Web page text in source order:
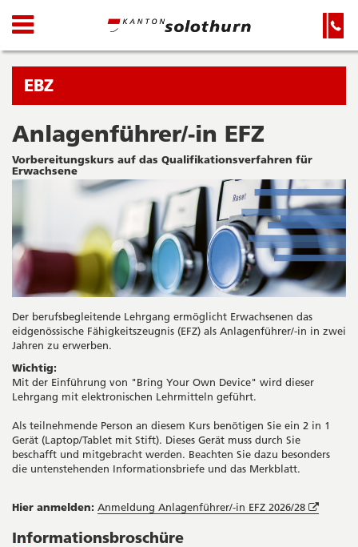
Kanton
Solothurn
Wichtige
Seiten
Startseite
Hauptnavigation
Inhalt
Sitemap
Navigation
und
Suche
Navigation
Sie
befinden
sich
gerade
in:
EBZ
Anlagenführer/-in EFZ
Vorbereitungskurs auf das Qualifikationsverfahren für
Erwachsene
Der berufsbegleitende Lehrgang ermöglicht Erwachsenen das
eidgenössische Fähigkeitszeugnis (EFZ) als Anlagenführer/-in in zwei
Jahren zu erwerben.
Wichtig:
Mit der Einführung von "Bring Your Own Device" wird dieser
Lehrgang mit elektronischen Lehrmitteln geführt.
Als teilnehmende Person an diesem Kurs benötigen Sie ein 2 in 1
Gerät (Laptop/Tablet mit Stift). Dieses Gerät muss durch Sie
beschafft und mitgebracht werden. Beachten Sie dazu besonders
die untenstehenden Informationsbriefe und das Merkblatt.
Hier anmelden: Anmeldung Anlagenführer/-in EFZ 2026/28
Öffnet
Informationsbroschüre